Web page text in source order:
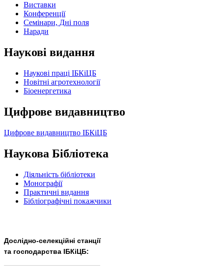
Виставки
Конференції
Семінари, Дні поля
Наради
Наукові видання
Наукові праці ІБКіЦБ
Новітні агротехнології
Бiоенергетика
Цифрове видавництво
Цифрове видавництво ІБКіЦБ
Наукова Бібліотека
Діяльність бібліотеки
Монографії
Практичні видання
Бібліографічні покажчики
Дослідно-селекційні станції
та господарства ІБКіЦБ: